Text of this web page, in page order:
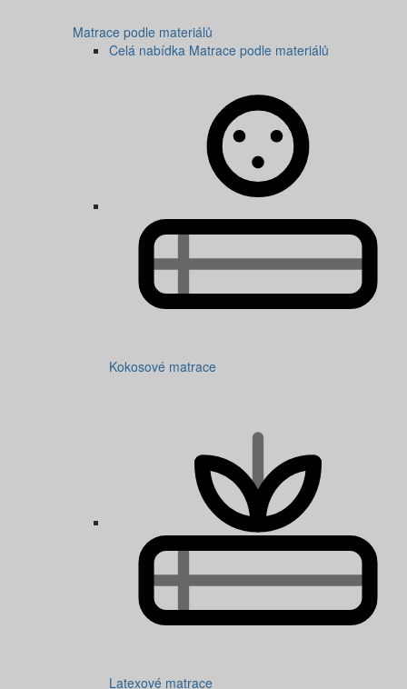
Matrace podle materiálů
Celá nabídka Matrace podle materiálů
Kokosové matrace
Latexové matrace